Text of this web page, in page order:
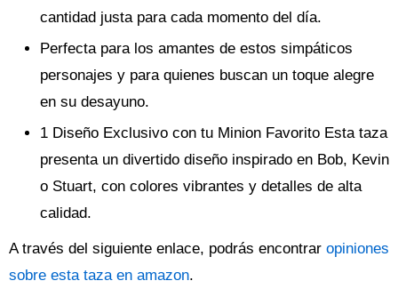
cantidad justa para cada momento del día.
Perfecta para los amantes de estos simpáticos
personajes y para quienes buscan un toque alegre
en su desayuno.
1 Diseño Exclusivo con tu Minion Favorito Esta taza
presenta un divertido diseño inspirado en Bob, Kevin
o Stuart, con colores vibrantes y detalles de alta
calidad.
A través del siguiente enlace, podrás encontrar opiniones
sobre esta taza en amazon.